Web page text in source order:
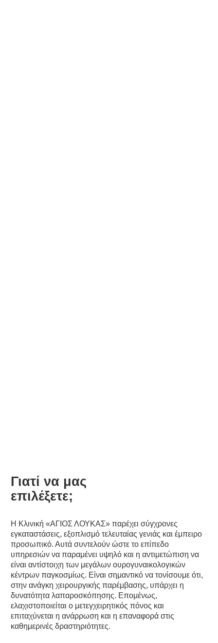
Γιατί να μας
επιλέξετε;
Η Κλινική «ΑΓΙΟΣ ΛΟΥΚΑΣ» παρέχει σύγχρονες
εγκαταστάσεις, εξοπλισμό τελευταίας γενιάς και έμπειρο
προσωπικό. Αυτά συντελούν ώστε το επίπεδο
υπηρεσιών να παραμένει υψηλό και η αντιμετώπιση να
είναι αντίστοιχη των μεγάλων ουρογυναικολογικών
κέντρων παγκοσμίως. Είναι σημαντικό να τονίσουμε ότι,
στην ανάγκη χειρουργικής παρέμβασης, υπάρχει η
δυνατότητα λαπαροσκόπησης. Επομένως,
ελαχιστοποιείται ο μετεγχειρητικός πόνος και
επιταχύνεται η ανάρρωση και η επαναφορά στις
καθημερινές δραστηριότητες.